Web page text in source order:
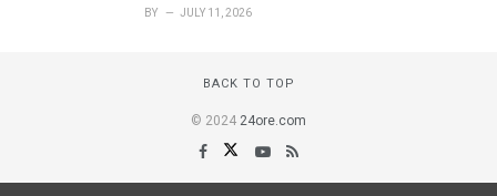
BY JULY 11, 2026
BACK TO TOP
© 2024 24ore.com